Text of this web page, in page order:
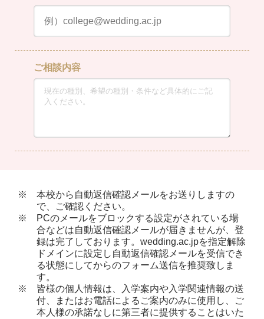
ご相談内容
本校から自動返信確認メールをお送りしますの
で、ご確認ください。
PCのメールをブロックする設定がされている場
合などは自動返信確認メールが届きませんが、登
録は完了しております。wedding.ac.jpを指定解除
ドメインに設定し自動返信確認メールを受信でき
る状態にしてからのフォーム送信を推奨致しま
す。
皆様の個人情報は、入学案内や入学関連情報の送
付、またはお電話によるご案内のみに使用し、ご
本人様の承諾なしに第三者に提供することはいた